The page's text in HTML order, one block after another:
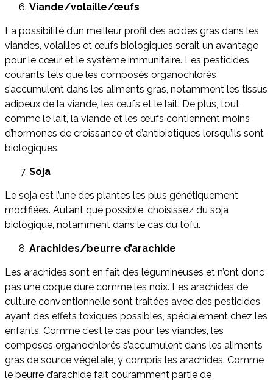
Viande/volaille/œufs
La possibilité d’un meilleur profil des acides gras dans les
viandes, volailles et œufs biologiques serait un avantage
pour le cœur et le système immunitaire. Les pesticides
courants tels que les composés organochlorés
s’accumulent dans les aliments gras, notamment les tissus
adipeux de la viande, les œufs et le lait. De plus, tout
comme le lait, la viande et les œufs contiennent moins
d’hormones de croissance et d’antibiotiques lorsqu’ils sont
biologiques.
Soja
Le soja est l’une des plantes les plus génétiquement
modifiées. Autant que possible, choisissez du soja
biologique, notamment dans le cas du tofu.
Arachides/beurre d’arachide
Les arachides sont en fait des légumineuses et n’ont donc
pas une coque dure comme les noix. Les arachides de
culture conventionnelle sont traitées avec des pesticides
ayant des effets toxiques possibles, spécialement chez les
enfants. Comme c’est le cas pour les viandes, les
composes organochlorés s’accumulent dans les aliments
gras de source végétale, y compris les arachides. Comme
le beurre d’arachide fait couramment partie de